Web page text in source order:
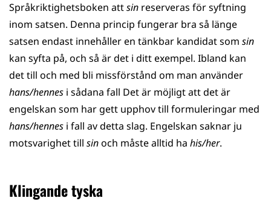
Språkriktighetsboken attsin reserveras för syftning
inom satsen. Denna princip fungerar bra så länge
satsen endast innehåller en tänkbar kandidat som sin
kan syfta på, och så är det i ditt exempel. Ibland kan
det till och med bli missförstånd om man använder
hans/hennes i sådana fall Det är möjligt att det är
engelskan som har gett upphov till formuleringar med
hans/hennes i fall av detta slag. Engelskan saknar ju
motsvarighet till sinoch måste alltid ha his/her.
Klingande tyska